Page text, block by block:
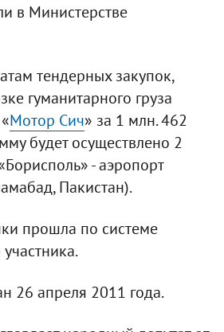
в Министерстве
тендерных закупок,
гуманитарного груза
Мотор Сич» за 1 млн. 462
будет осуществлено 2
- аэропорт
Пакистан).
прошла по системе
26 апреля 2011 года.